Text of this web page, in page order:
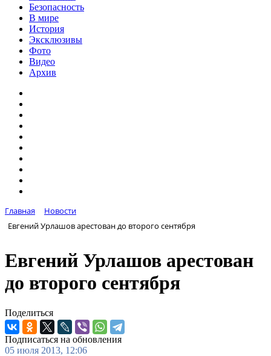
Безопасность
В мире
История
Эксклюзивы
Фото
Видео
Архив
Главная
Новости
Евгений Урлашов арестован до второго сентября
Евгений Урлашов арестован
до второго сентября
Поделиться
Подписаться на обновления
05 июля 2013, 12:06